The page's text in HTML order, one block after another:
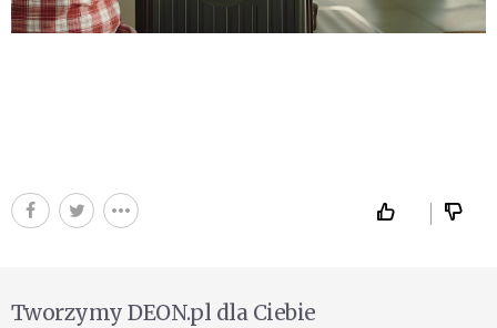
Tworzymy DEON.pl dla Ciebie